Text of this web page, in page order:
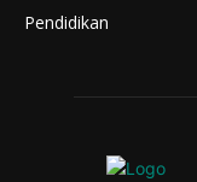
Pendidikan